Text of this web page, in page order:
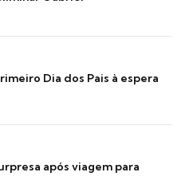
Dia dos Pais à espera
após viagem para